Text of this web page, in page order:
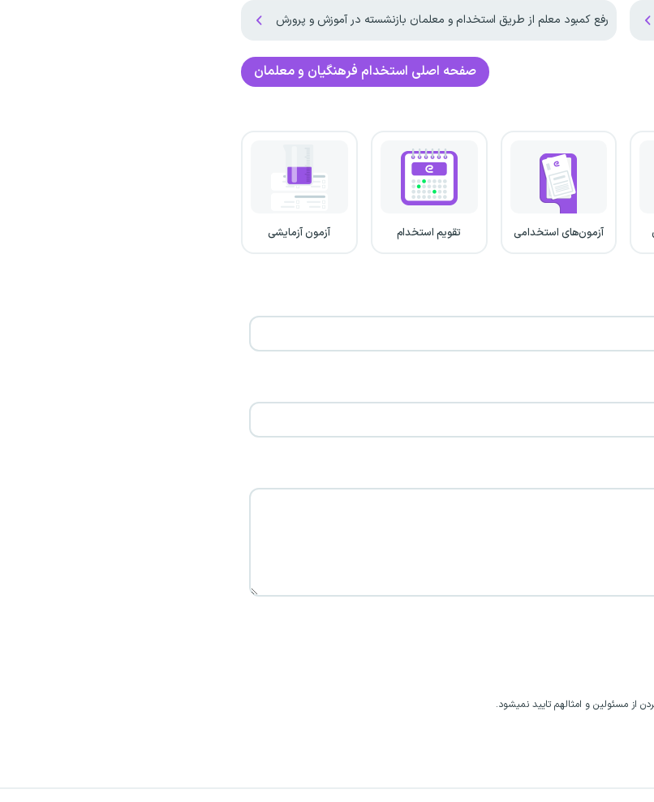
رفع کمبود معلم از طریق استخدام و معلمان بازنشسته در آموزش و پرورش
صفحه اصلی استخدام فرهنگیان و معلمان
آزمون‌های استخدامی تقویم استخدام آزمون آزمایشی
از مسئولین و امثالهم تایید نمیشود.